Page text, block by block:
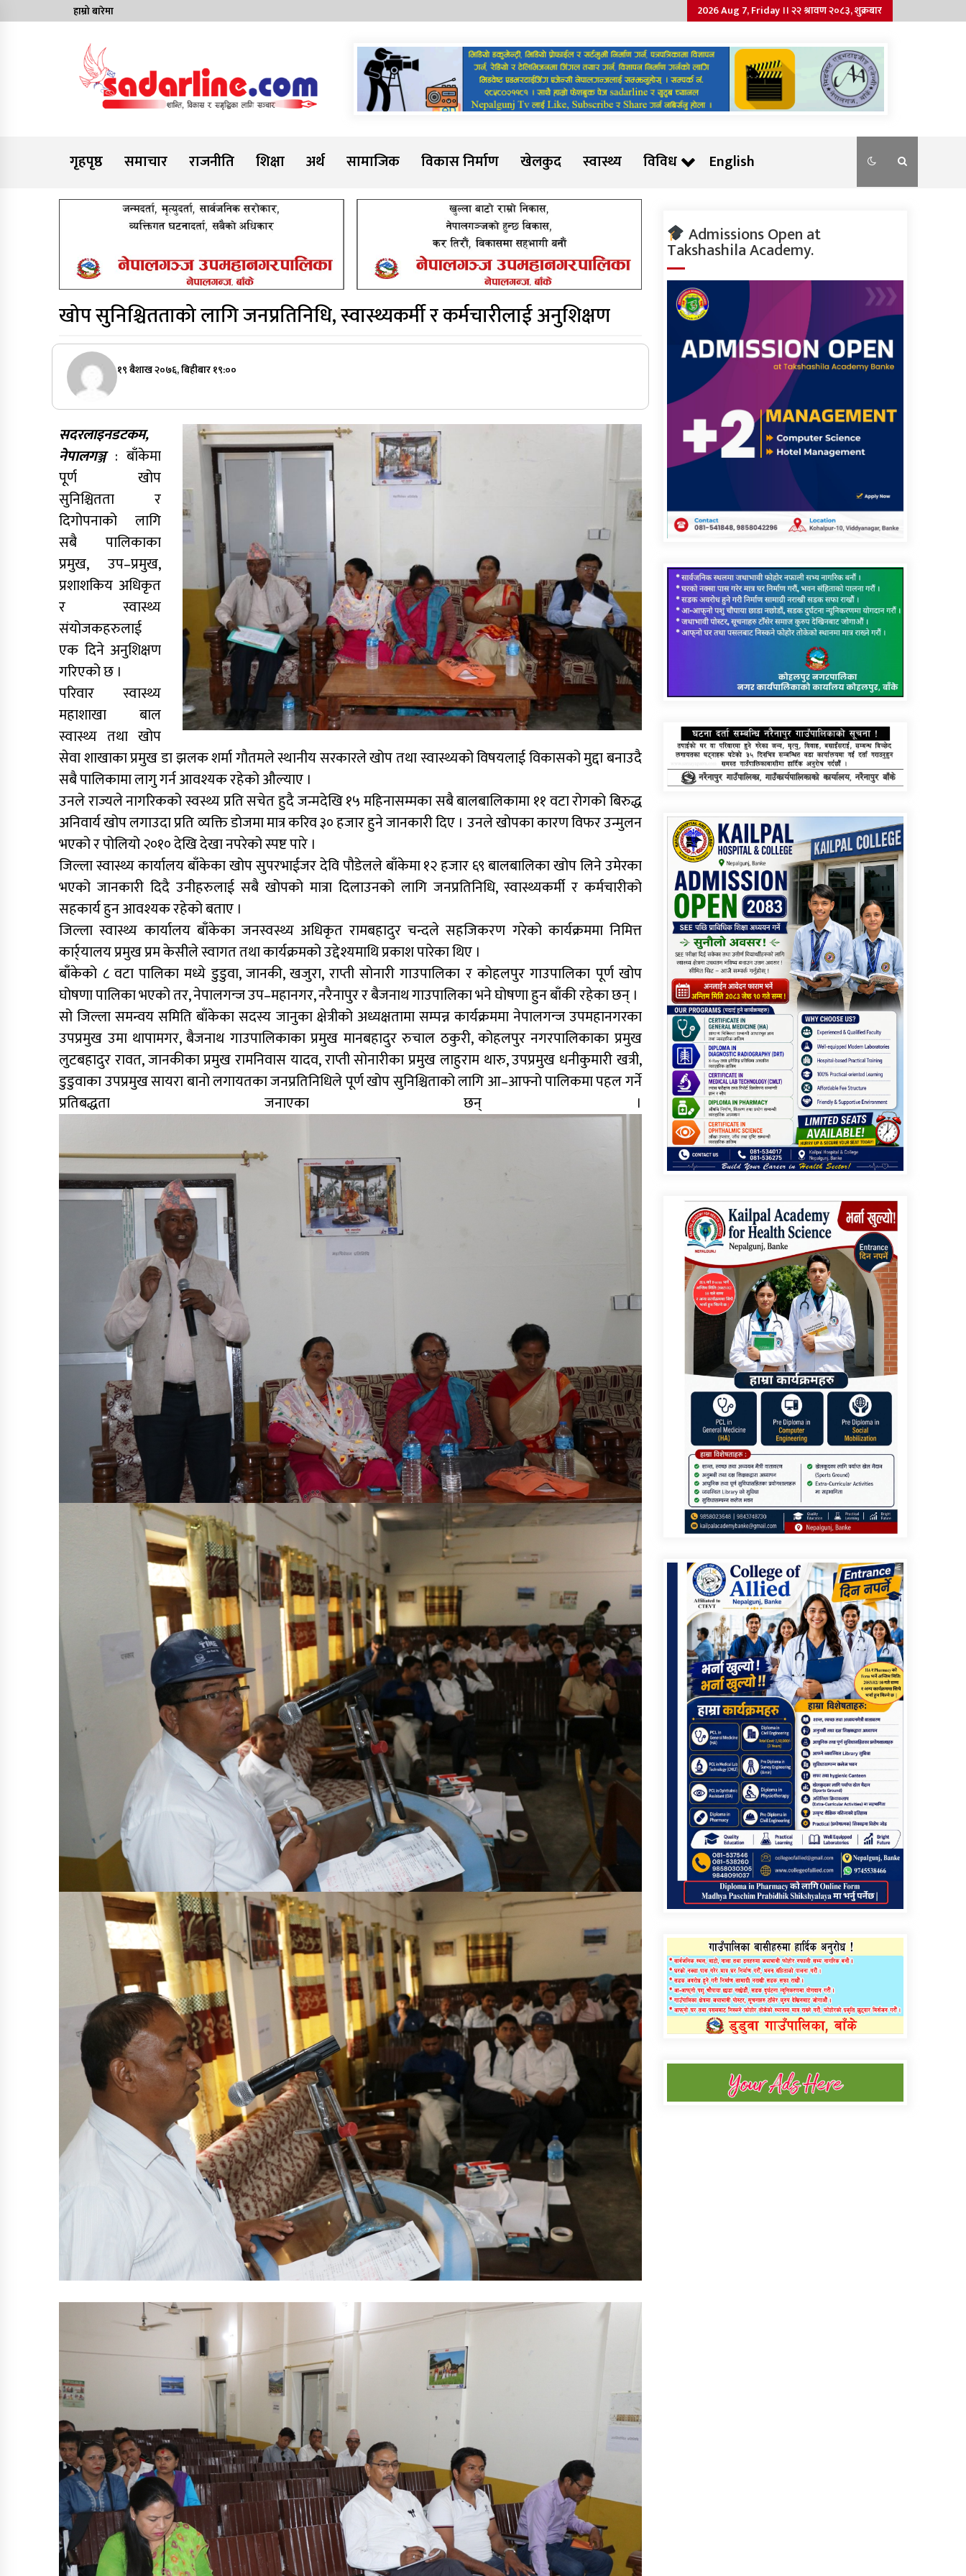
to
हाम्रो बारेमा 2026 Aug 7, Friday ।। २२ श्रावण २०८३, शुक्रबार
Sadarline
गृहपृष्ठ
समाचार राजनीति शिक्षा अर्थ सामाजिक विकास निर्माण खेलकुद स्वास्थ्य विविध English
खोप सुनिश्चितताको लागि जनप्रतिनिधि, स्वास्थ्यकर्मी र कर्मचारीलाई अनुशिक्षण
१९ बैशाख २०७६, बिहीबार १९:००
सदरलाइनडटकम,
नेपालगञ्ज : बाँकेमा
पूर्ण खोप
सुनिश्चितता र
दिगोपनाको लागि
सबै पालिकाका
प्रमुख, उप–प्रमुख,
प्रशाशकिय अधिकृत
र स्वास्थ्य
संयोजकहरुलाई
एक दिने अनुशिक्षण
गरिएको छ ।
परिवार स्वास्थ्य
महाशाखा बाल
स्वास्थ्य तथा खोप
सेवा शाखाका प्रमुख डा झलक शर्मा गौतमले स्थानीय सरकारले खोप तथा स्वास्थ्यको विषयलाई विकासको मुद्दा बनाउदै
सबै पालिकामा लागु गर्न आवश्यक रहेको औल्याए ।
उनले राज्यले नागरिकको स्वस्थ्य प्रति सचेत हुदै जन्मदेखि १५ महिनासम्मका सबै बालबालिकामा ११ वटा रोगको बिरुद्ध
अनिवार्य खोप लगाउदा प्रति व्यक्ति डोजमा मात्र करिव ३० हजार हुने जानकारी दिए । उनले खोपका कारण विफर उन्मुलन
भएको र पोलियो २०१० देखि देखा नपरेको स्पष्ट पारे ।
जिल्ला स्वास्थ्य कार्यालय बाँकेका खोप सुपरभाईजर देवि पौडेलले बाँकेमा १२ हजार ६९ बालबालिका खोप लिने उमेरका
भएको जानकारी दिदै उनीहरुलाई सबै खोपको मात्रा दिलाउनको लागि जनप्रतिनिधि, स्वास्थ्यकर्मी र कर्मचारीको
सहकार्य हुन आवश्यक रहेको बताए ।
जिल्ला स्वास्थ्य कार्यालय बाँकेका जनस्वस्थ्य अधिकृत रामबहादुर चन्दले सहजिकरण गरेको कार्यक्रममा निमित्त
कार्र्यालय प्रमुख प्रम केसीले स्वागत तथा कार्यक्रमको उद्देश्यमाथि प्रकाश पारेका थिए ।
बाँकेको ८ वटा पालिका मध्ये डुडुवा, जानकी, खजुरा, राप्ती सोनारी गाउपालिका र कोहलपुर गाउपालिका पूर्ण खोप
घोषणा पालिका भएको तर, नेपालगन्ज उप–महानगर, नरैनापुर र बैजनाथ गाउपालिका भने घोषणा हुन बाँकी रहेका छन् ।
सो जिल्ला समन्वय समिति बाँकेका सदस्य जानुका क्षेत्रीको अध्यक्षतामा सम्पन्न कार्यक्रममा नेपालगन्ज उपमहानगरका
उपप्रमुख उमा थापामगर, बैजनाथ गाउपालिकाका प्रमुख मानबहादुर रुचाल ठकुरी, कोहलपुर नगरपालिकाका प्रमुख
लुटबहादुर रावत, जानकीका प्रमुख रामनिवास यादव, राप्ती सोनारीका प्रमुख लाहुराम थारु, उपप्रमुख धनीकुमारी खत्री,
डुडुवाका उपप्रमुख सायरा बानो लगायतका जनप्रतिनिधिले पूर्ण खोप सुनिश्चिताको लागि आ–आफ्नो पालिकमा पहल गर्ने
प्रतिबद्धता जनाएका छन् ।
Admissions Open at
Takshashila Academy.